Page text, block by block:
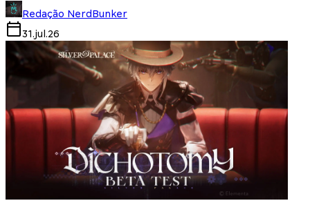
Redação NerdBunker
31.jul.26